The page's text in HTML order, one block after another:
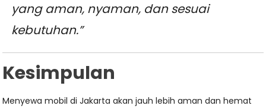
yang aman, nyaman, dan sesuai
kebutuhan.”
Kesimpulan
Menyewa mobil di Jakarta akan jauh lebih aman dan hemat